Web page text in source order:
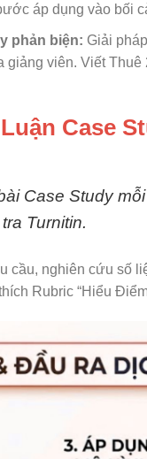
áp dụng vào bối
phản biện: Giải
giảng viên. Viết
Case
Case Study
Turnitin.
cầu, nghiên cứu số
Rubric “Hiểu